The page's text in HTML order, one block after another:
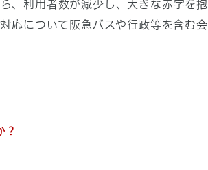
、利用者数が減少し、大きな赤字を抱
応について阪急バスや行政等を含む会
？